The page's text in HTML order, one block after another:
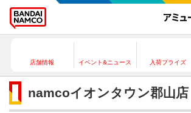
店舗情報 イベント&ニュース 入荷プライズ
namcoイオンタウン郡山店